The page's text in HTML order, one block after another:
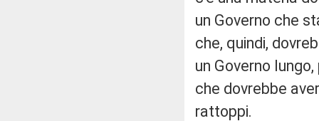
un Governo che
che, quindi,
un Governo
che dovrebbe
rattoppi.